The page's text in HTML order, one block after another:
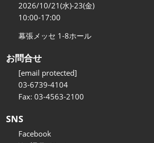
2026/10/21(水)-23(金)
10:00-17:00
幕張メッセ 1-8ホール
お問合せ
[email protected]
03-6739-4104
Fax: 03-4563-2100
SNS
Facebook